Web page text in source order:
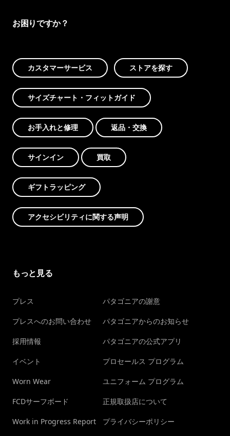
お困りですか？
カスタマーサービス ストアを探す
サイズチャート・フィットガイド
お手入れと修理 返品・交換
サインイン 買取
ギフトラッピング
アクセシビリティに関する声明
もっと見る
プレス
プレスへのお問い合わせ
採用情報
イベント
Worn Wear
FCDサーフボード
Work in Progress Report
パタゴニアの謝意
パタゴニアからのお知らせ
パタゴニアの公式アプリ
プロセールス プログラム
ユニフォーム プログラム
正規取扱店について
プライバシーポリシー